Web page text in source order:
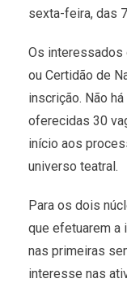
sexta-feira, das
Os interessados
ou Certidão de
inscrição. Não
oferecidas 30
início aos
universo teatral.
Para os dois
que efetuarem a
nas primeiras
interesse nas